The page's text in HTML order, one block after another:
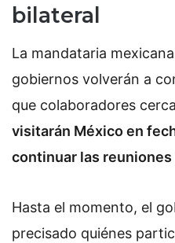
bilateral
La mandataria
gobiernos volverán a
que colaboradores
visitarán México en
continuar las reuniones
Hasta el momento, el
precisado quiénes